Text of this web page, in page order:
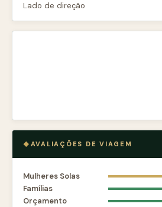
Lado de direção
AVALIAÇÕES DE VIAGEM
Mulheres Solas
Famílias
Orçamento